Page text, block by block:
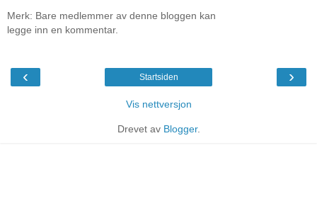
Merk: Bare medlemmer av denne bloggen kan
legge inn en kommentar.
‹ ›
Startsiden
Vis nettversjon
Drevet av Blogger.